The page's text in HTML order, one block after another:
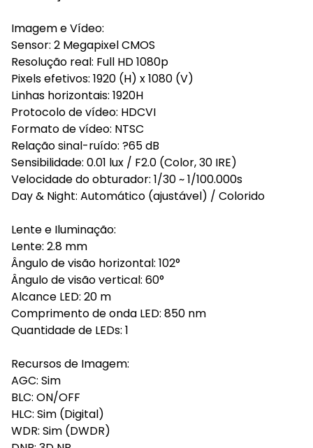
Imagem e Vídeo:
Sensor: 2 Megapixel CMOS
Resolução real: Full HD 1080p
Pixels efetivos: 1920 (H) x 1080 (V)
Linhas horizontais: 1920H
Protocolo de vídeo: HDCVI
Formato de vídeo: NTSC
Relação sinal-ruído: ?65 dB
Sensibilidade: 0.01 lux / F2.0 (Color, 30 IRE)
Velocidade do obturador: 1/30 ~ 1/100.000s
Day & Night: Automático (ajustável) / Colorido
Lente e Iluminação:
Lente: 2.8 mm
Ângulo de visão horizontal: 102°
Ângulo de visão vertical: 60°
Alcance LED: 20 m
Comprimento de onda LED: 850 nm
Quantidade de LEDs: 1
Recursos de Imagem:
AGC: Sim
BLC: ON/OFF
HLC: Sim (Digital)
WDR: Sim (DWDR)